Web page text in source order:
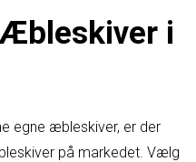
i
egne æbleskiver, er der
på markedet. Vælg